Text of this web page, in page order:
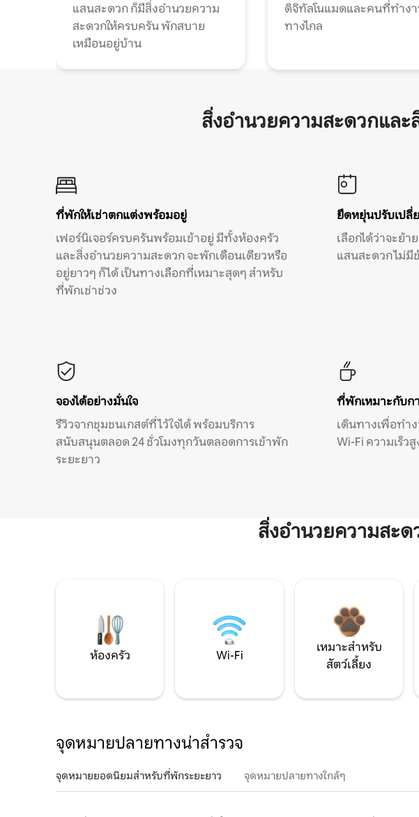
แสนสะดวก ก็มีสิ่งอำนวยความ
สะดวกให้ครบครัน พักสบาย
เหมือนอยู่บ้าน
ดิจิทัลโนแมดและคนที่ทำง
ทางไกล
สิ่งอำนวยความสะดวกและ
ที่พักให้เช่าตกแต่งพร้อมอยู่
เฟอร์นิเจอร์ครบครันพร้อมเข้าอยู่ มีทั้งห้องครัว
และสิ่งอำนวยความสะดวก จะพักเดือนเดียวหรือ
อยู่ยาวๆ ก็ได้ เป็นทางเลือกที่เหมาะสุดๆ สำหรับ
ที่พักเช่าช่วง
ยืดหยุ่นปรับเปลี่
เลือกได้ว่าจะย้า
แสนสะดวก ไม่มี
จองได้อย่างมั่นใจ
รีวิวจากชุมชนเกสต์ที่ไว้ใจได้ พร้อมบริการ
สนับสนุนตลอด 24 ชั่วโมงทุกวันตลอดการเข้าพัก
ระยะยาว
ที่พักเหมาะกับก
เดินทางเพื่อทำ
Wi-Fi ความเร็
สิ่งอำนวยความสะ
ห้องครัว Wi-Fi
เหมาะสำหรับ
สัตว์เลี้ยง
จุดหมายปลายทางน่าสำรวจ
จุดหมายยอดนิยมสำหรับที่พักระยะยาว จุดหมายปลายทางใกล้ๆ